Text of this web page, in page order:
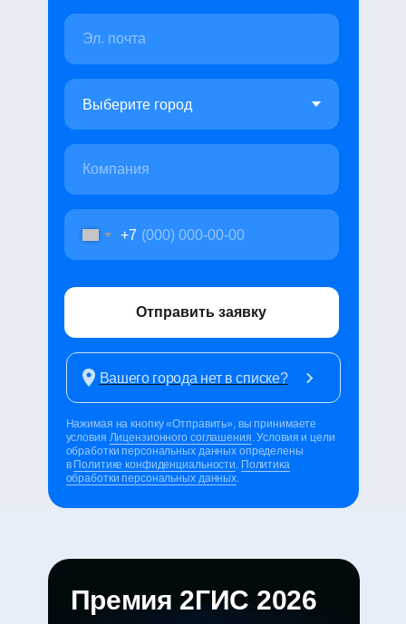
Эл. почта
Компания
+7
Отправить заявку
Нажимая на кнопку «Отправить», вы принимаете
условия Лицензионного соглашения. Условия и цели
обработки персональных данных определены
в Политике конфиденциальности. Политика
обработки персональных данных.
Вашего города нет в списке?
Премия 2ГИС 2026